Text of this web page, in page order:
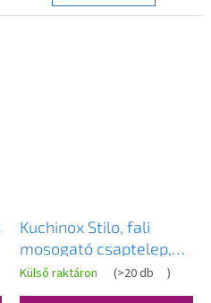
Kuchinox Stilo, fali
mosogató csaptelep,
sárgaréz, LAV-
BKI_580D
Külső raktáron (>20 db )